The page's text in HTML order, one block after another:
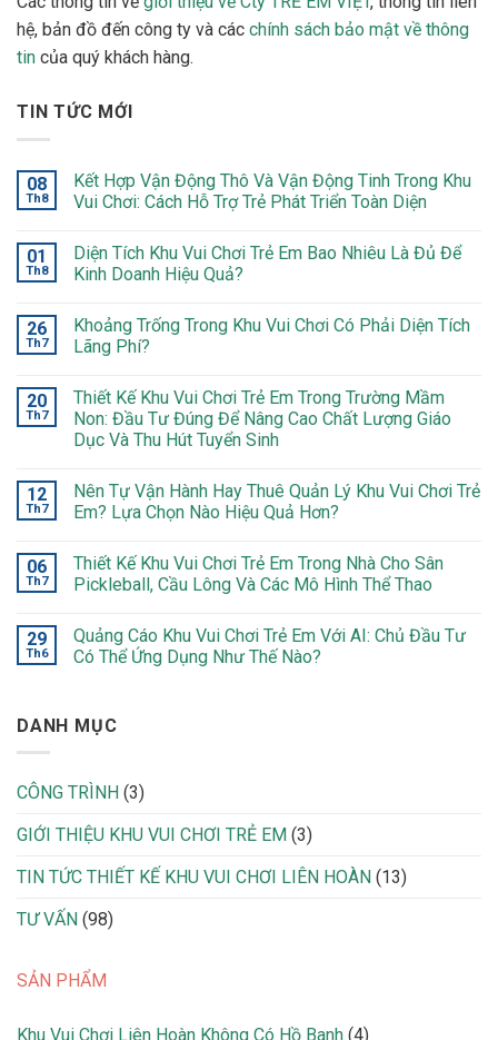
hệ, bản đồ đến công ty và các chính sách bảo mật về thông
tin của quý khách hàng.
TIN TỨC MỚI
08
Th8
Kết Hợp Vận Động Thô Và Vận Động Tinh Trong Khu
Vui Chơi: Cách Hỗ Trợ Trẻ Phát Triển Toàn Diện
01
Th8
Diện Tích Khu Vui Chơi Trẻ Em Bao Nhiêu Là Đủ Để
Kinh Doanh Hiệu Quả?
26
Th7
Khoảng Trống Trong Khu Vui Chơi Có Phải Diện Tích
Lãng Phí?
20
Th7
Thiết Kế Khu Vui Chơi Trẻ Em Trong Trường Mầm
Non: Đầu Tư Đúng Để Nâng Cao Chất Lượng Giáo
Dục Và Thu Hút Tuyển Sinh
12
Th7
Nên Tự Vận Hành Hay Thuê Quản Lý Khu Vui Chơi Trẻ
Em? Lựa Chọn Nào Hiệu Quả Hơn?
06
Th7
Thiết Kế Khu Vui Chơi Trẻ Em Trong Nhà Cho Sân
Pickleball, Cầu Lông Và Các Mô Hình Thể Thao
29
Th6
Quảng Cáo Khu Vui Chơi Trẻ Em Với AI: Chủ Đầu Tư
Có Thể Ứng Dụng Như Thế Nào?
DANH MỤC
CÔNG TRÌNH (3)
GIỚI THIỆU KHU VUI CHƠI TRẺ EM (3)
TIN TỨC THIẾT KẾ KHU VUI CHƠI LIÊN HOÀN (13)
TƯ VẤN (98)
SẢN PHẨM
Khu Vui Chơi Liên Hoàn Không Có Hồ Banh 44